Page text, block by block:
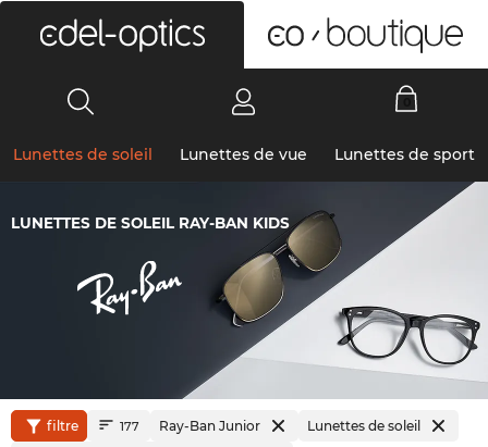
Lunettes de soleil Lunettes de vue Lunettes de sport
LUNETTES DE SOLEIL RAY-BAN KIDS
filtre 177 Ray-Ban Junior Lunettes de soleil